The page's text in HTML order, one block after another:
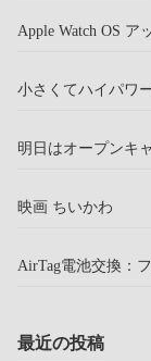
Apple Watch OS ア
小さくてハイパワ
明日はオープンキ
映画 ちいかわ
AirTag電池交換：
最近の投稿